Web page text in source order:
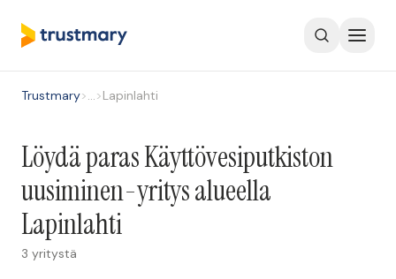
Trustmary>…>Lapinlahti
Löydä paras Käyttövesiputkiston
uusiminen-yritys alueella
Lapinlahti
3 yritystä